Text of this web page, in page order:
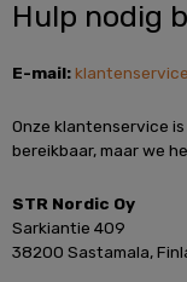
Hulp nodig
E-mail:
Onze klantenservice
bereikbaar, maar we
STR Nordic Oy
Sarkiantie 409
38200 Sastamala,